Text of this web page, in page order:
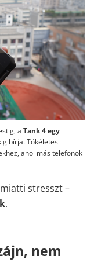
a Tank 4 egy
bírja. Tökéletes
ahol más telefonok
stresszt –
.
nem